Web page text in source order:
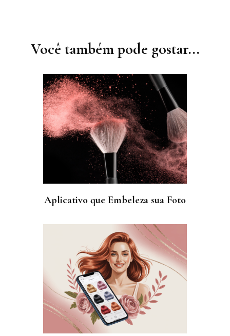
postVocê também pode gostar...
Aplicativo que Embeleza sua Foto